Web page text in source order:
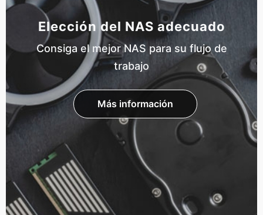
Elección del NAS adecuado
Consiga el mejor NAS para su flujo de
trabajo
Más información